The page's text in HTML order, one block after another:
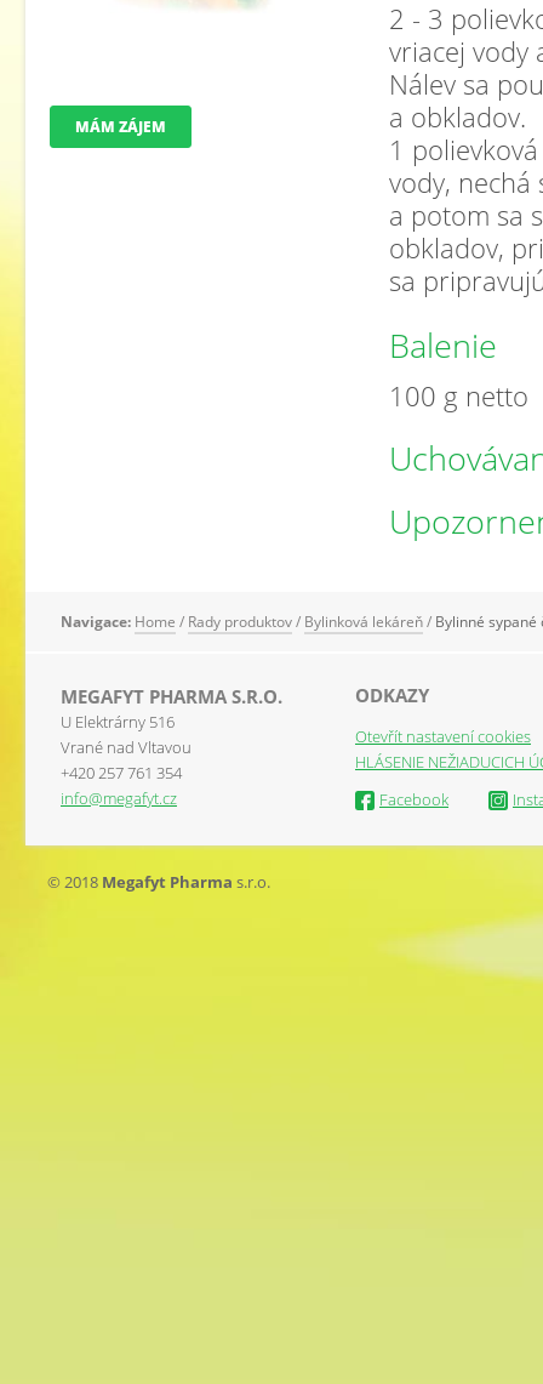
2 - 3
vriacej vody
Nálev sa
a obkladov.
1
vody,
a potom sa
obkladov,
sa
Balenie
100 g netto
MÁM ZÁJEM
Navigace: Home / Rady produktov/ Bylinková lekáreň/ Bylinné sypané
MEGAFYT PHARMA S.R.O.
U Elektrárny 516
Vrané nad Vltavou
+420 257 761 354
info@megafyt.cz
ODKAZY
Otevřít nastavení cookies
HLÁSENIE NEŽIADUCICH
Facebook
© 2018 Megafyt Pharma s.r.o.